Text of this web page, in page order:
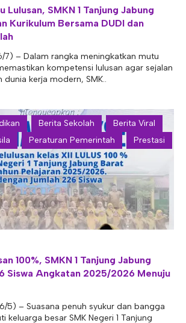
Lulusan, SMKN 1 Tanjung Jabung
Kurikulum Bersama DUDI dan
7) – Dalam rangka meningkatkan mutu
kompetensi lulusan agar sejalan
kerja modern, SMK..
Berita Sekolah
Berita Viral
Peraturan Pemerintah Prestasi
100%, SMKN 1 Tanjung Jabung
Siswa Angkatan 2025/2026 Menuju
5) – Suasana penuh syukur dan bangga
keluarga besar SMK Negeri 1 Tanjung